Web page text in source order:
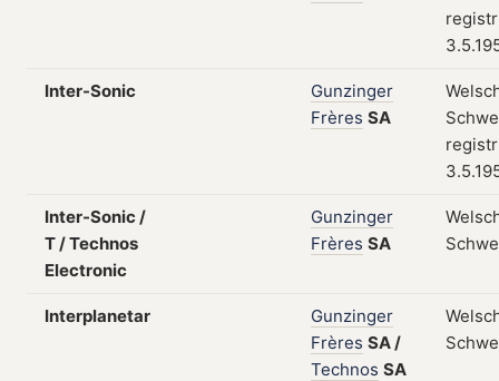
Inter-Sonic
Gunzinger
Frères SA
Inter-Sonic /
T / Technos
Electronic
Gunzinger
Frères SA
Interplanetar
Gunzinger
Frères SA/
Technos SA